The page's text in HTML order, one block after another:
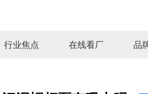
行业焦点 在线看厂 品